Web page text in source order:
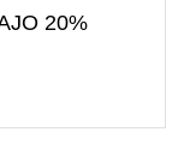
20%